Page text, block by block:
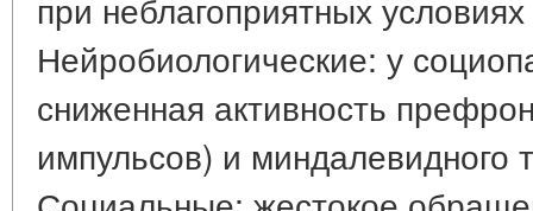
Нейробиологические: у
сниженная активность
импульсов) и миндалевидного